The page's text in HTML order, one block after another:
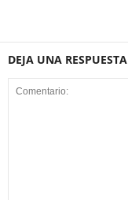
DEJA UNA RESPUESTA